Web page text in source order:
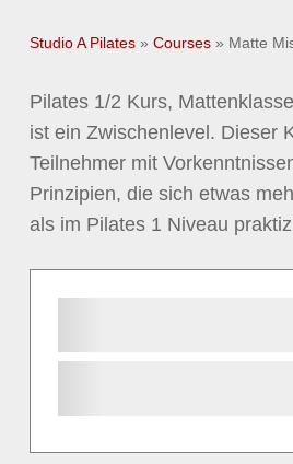
Studio A Pilates» Courses» Matte
Pilates 1/2 Kurs,
ist ein Zwischenlevel. Dieser
Teilnehmer mit
Prinzipien, die sich etwas
als im Pilates 1 Niveau